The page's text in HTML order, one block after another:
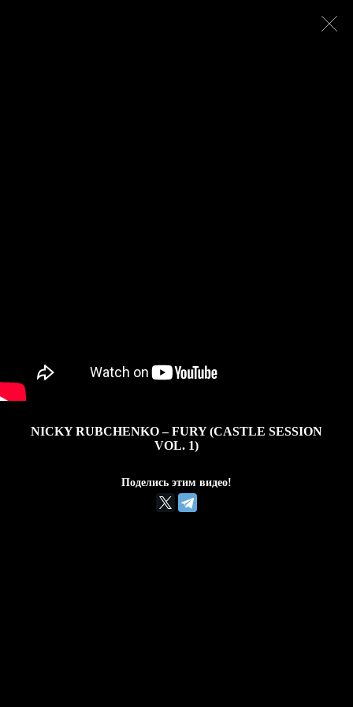
NICKY RUBCHENKO – FURY (CASTLE SESSION
VOL. 1)
Поделись этим видео!